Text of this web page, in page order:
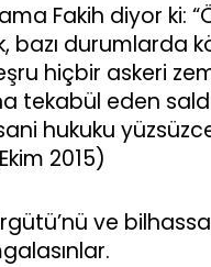
Fakih diyor ki:
bazı durumlarda
hiçbir askeri
tekabül eden
hukuku
2015)
ve bilhassa